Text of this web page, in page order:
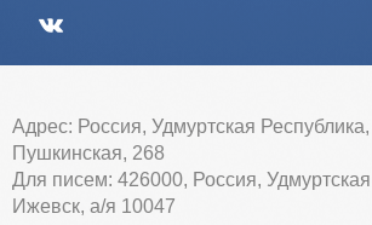
Адрес: Россия, Удмуртская Республика,
Пушкинская, 268
Для писем: 426000, Россия, Удмуртская
Ижевск, а/я 10047